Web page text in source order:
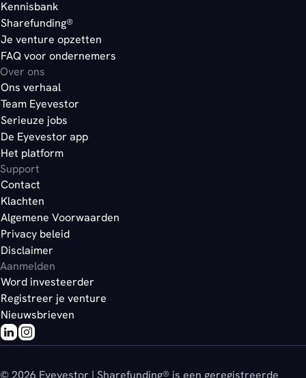
Kennisbank
Sharefunding®
Je venture opzetten
FAQ voor ondernemers
Over ons
Ons verhaal
Team Eyevestor
Serieuze jobs
De Eyevestor app
Het platform
Support
Contact
Klachten
Algemene Voorwaarden
Privacy beleid
Disclaimer
Aanmelden
Word investeerder
Registreer je venture
Nieuwsbrieven
© 2026 Eyevestor | Sharefunding® is een geregistreerde